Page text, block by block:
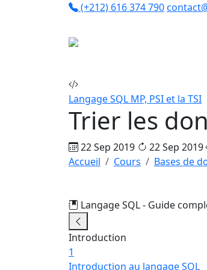
(+212) 616 374 790
Langage SQL MP, PSI et la TSI
Trier les
22 Sep 2019 22 Sep 2019
Accueil
Cours Bases de
Langage SQL - Guide
Introduction
1
Introduction au langage SQL